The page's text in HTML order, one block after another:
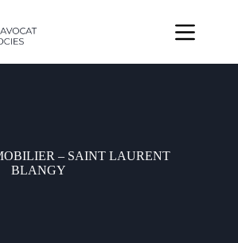
– SAINT LAURENT
BLANGY